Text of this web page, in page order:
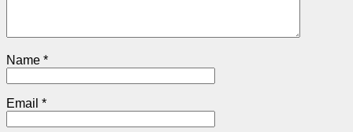
Name *
Email *